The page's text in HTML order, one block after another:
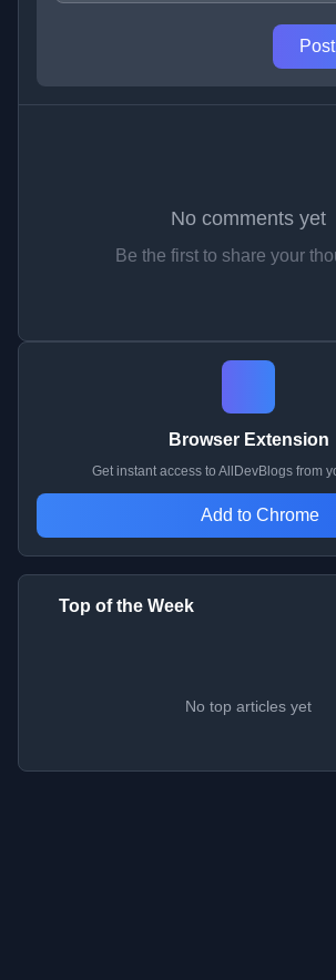
No comments yet
Be the first to share your
Browser Extension
Get instant access to AllDevBlogs from
Add to Chrome
Top of the Week
No top articles yet